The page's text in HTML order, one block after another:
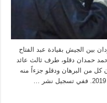
بين الجيش بقيادة عبد الفتاح
حمدان دقلو، طرف ثالث عائد
من البرهان ودقلو جزءاً منه